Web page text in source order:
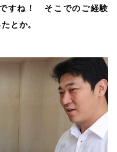
すね！ そこでのご経験
とか。